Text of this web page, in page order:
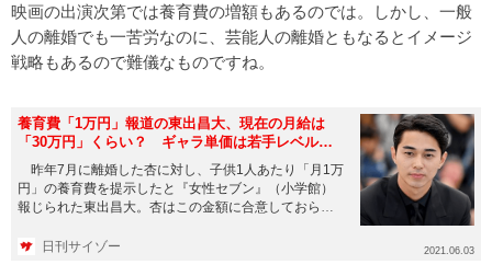
映画の出演次第では養育費の増額もあるのでは。しかし、一般
人の離婚でも一苦労なのに、芸能人の離婚ともなるとイメージ
戦略もあるので難儀なものですね。
養育費「1万円」報道の東出昌大、現在の月給は
「30万円」くらい？ ギャラ単価は若手レベルに
激減か
昨年7月に離婚した杏に対し、子供1人あたり「月1万
円」の養育費を提示したと『女性セブン』（小学館）
報じられた東出昌大。杏はこの金額に合意しておら
日刊サイゾー 2021.06.03